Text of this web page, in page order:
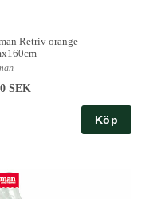
Retriv orange
SEK
Köp